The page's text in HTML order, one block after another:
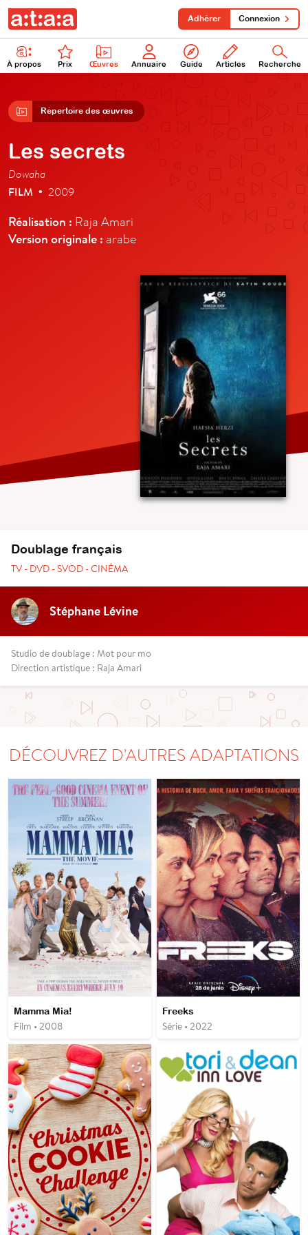
À propos Prix Œuvres Annuaire Guide Articles Recherche
Adhérer Connexion
Répertoire des œuvres
Les secrets
Dowaha
FILM • 2009
Réalisation : Raja Amari
Version originale : arabe
Doublage français
TV - DVD - SVOD - CINÉMA
Stéphane Lévine
Studio de doublage : Mot pour mo
Direction artistique : Raja Amari
DÉCOUVREZ D'AUTRES ADAPTATIONS
Mamma Mia!
Film • 2008
Freeks
Série • 2022